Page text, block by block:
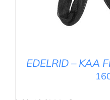
EDELRID – KAA